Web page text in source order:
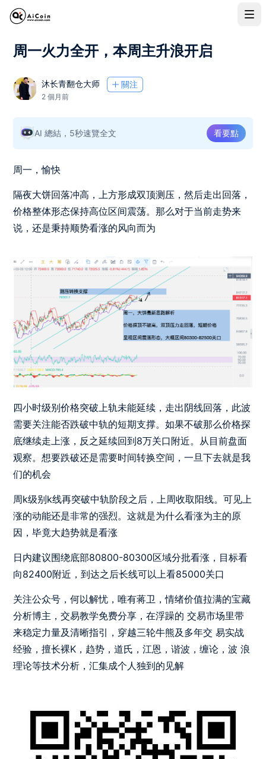
周一火力全开，本周主升浪开启
沐长青翻仓大师 關注
2 個月前
AI 總結，5秒速覽全文 看要點
周一，愉快
隔夜大饼回落冲高，上方形成双顶测压，然后走出回落，
价格整体形态保持高位区间震荡。那么对于当前走势来
说，还是秉持顺势看涨的风向而为
四小时级别价格突破上轨未能延续，走出阴线回落，此波
需要关注能否跌破中轨的短期支撑。如果不破那么价格探
底继续走上涨，反之延续回到8万关口附近。从目前盘面
观察。想要跌破还是需要时间转换空间，一旦下去就是我
们的机会
周k级别k线再突破中轨阶段之后，上周收取阳线。可见上
涨的动能还是非常的强烈。这就是为什么看涨为主的原
因，毕竟大趋势就是看涨
日内建议围绕底部80800-80300区域分批看涨，目标看
向82400附近，到达之后长线可以上看85000关口
关注公众号，何以解忧，唯有蒋卫，情绪价值拉满的宝藏
分析博主，交易教学免费分享，在浮躁的 交易市场里带
来稳定力量及清晰指引，穿越三轮牛熊及多年交 易实战
经验，擅长裸K，趋势，道氏，江恩，谐波，缠论，波 浪
理论等技术分析，汇集成个人独到的见解